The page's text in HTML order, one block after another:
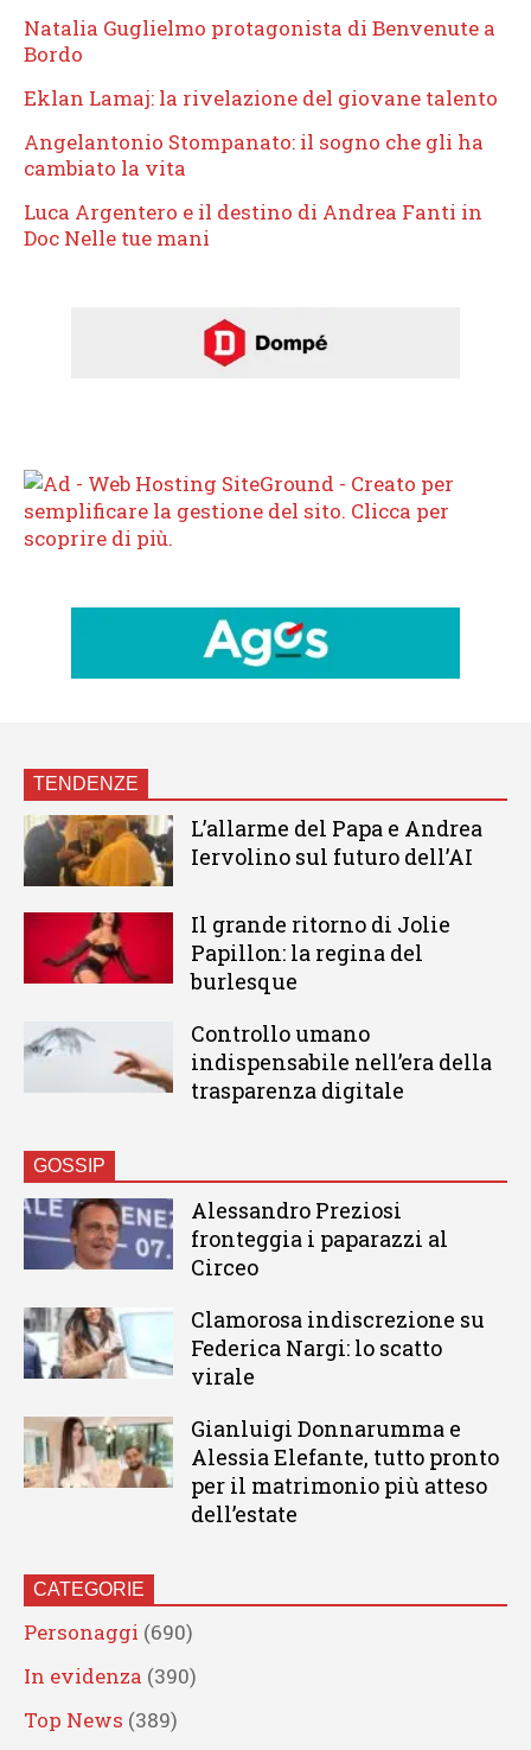
Natalia Guglielmo protagonista di Benvenute a
Bordo
Eklan Lamaj: la rivelazione del giovane talento
Angelantonio Stompanato: il sogno che gli ha
cambiato la vita
Luca Argentero e il destino di Andrea Fanti in
Doc Nelle tue mani
TENDENZE
L’allarme del Papa e Andrea
Iervolino sul futuro dell’AI
Il grande ritorno di Jolie
Papillon: la regina del
burlesque
Controllo umano
indispensabile nell’era della
trasparenza digitale
GOSSIP
Alessandro Preziosi
fronteggia i paparazzi al
Circeo
Clamorosa indiscrezione su
Federica Nargi: lo scatto
virale
Gianluigi Donnarumma e
Alessia Elefante, tutto pronto
per il matrimonio più atteso
dell’estate
CATEGORIE
Personaggi (690)
In evidenza (390)
Top News (389)